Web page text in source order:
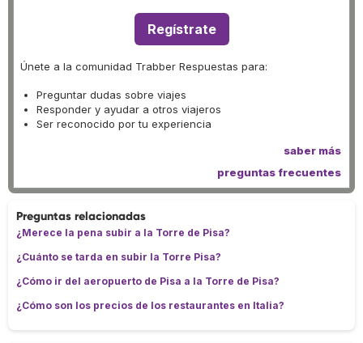
Regístrate
Únete a la comunidad Trabber Respuestas para:
Preguntar dudas sobre viajes
Responder y ayudar a otros viajeros
Ser reconocido por tu experiencia
saber más
preguntas frecuentes
Preguntas relacionadas
¿Merece la pena subir a la Torre de Pisa?
¿Cuánto se tarda en subir la Torre Pisa?
¿Cómo ir del aeropuerto de Pisa a la Torre de Pisa?
¿Cómo son los precios de los restaurantes en Italia?